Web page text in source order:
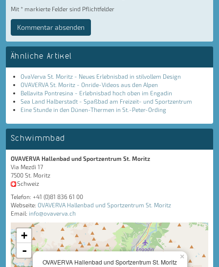
Mit * markierte Felder sind Pflichtfelder
Kommentar absenden
Ähnliche Artikel
OvaVerva St. Moritz - Neues Erlebnisbad in stilvollem Design
OVAVERVA St. Moritz - Onride-Videos aus den Alpen
Bellavita Pontresina - Erlebnisbad hoch oben im Engadin
Sea Land Halberstadt - Spaßbad am Freizeit- und Sportzentrum
Eine Stunde in den Dünen-Thermen in St.-Peter-Ording
Schwimmbad
OVAVERVA Hallenbad und Sportzentrum St. Moritz
Via Mezdi 17
7500 St. Moritz
Schweiz
Telefon: +41 (0)81 836 61 00
Webseite: OVAVERVA Hallenbad und Sportzentrum St. Moritz
Email: info@ovaverva.ch
×
OVAVERVA Hallenbad und Sportzentrum St. Moritz
+
-